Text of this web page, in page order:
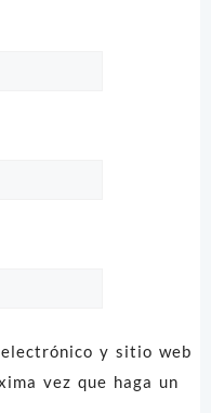
y sitio web
vez que haga un